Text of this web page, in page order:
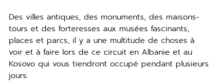
Des villes antiques, des monuments, des maisons-
tours et des forteresses aux musées fascinants,
places et parcs, il y a une multitude de choses à
voir et à faire lors de ce circuit en Albanie et au
Kosovo qui vous tiendront occupé pendant plusieurs
jours.